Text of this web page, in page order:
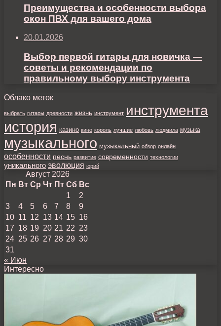
Преимущества и особенности выбора
окон ПВХ для вашего дома
20.01.2026
Выбор первой гитары для новичка —
советы и рекомендации по
правильному выбору инструмента
Облако меток
выбрать гитары древности жизнь инструмент инструмента
история казино кино король лучшие любовь людмила музыка
музыкального музыкальный обзор онлайн
особенности песнь развитие современности технологии
уникального эволюция юрий
Август 2026
Пн Вт Ср Чт Пт Сб Вс
1
2
3
4 5 6 7 8
9
10 11 12 13 14 15 16
17 18 19 20 21 22 23
24 25 26 27 28 29 30
31
« Июн
Интересно